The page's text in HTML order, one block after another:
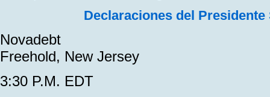
Declaraciones del
Novadebt
Freehold, New Jersey
3:30 P.M. EDT